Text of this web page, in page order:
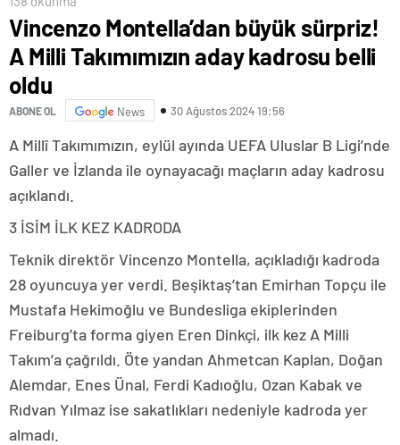
Vincenzo Montella’dan büyük sürpriz!
A Milli Takımımızın aday kadrosu belli
oldu
ABONE OL News 30 Ağustos 2024 19:56
A Millî Takımımızın, eylül ayında UEFA Uluslar B Ligi’nde
Galler ve İzlanda ile oynayacağı maçların aday kadrosu
açıklandı.
3 İSİM İLK KEZ KADRODA
Teknik direktör Vincenzo Montella, açıkladığı kadroda
28 oyuncuya yer verdi. Beşiktaş’tan Emirhan Topçu ile
Mustafa Hekimoğlu ve Bundesliga ekiplerinden
Freiburg’ta forma giyen Eren Dinkçi, ilk kez A Milli
Takım’a çağrıldı. Öte yandan Ahmetcan Kaplan, Doğan
Alemdar, Enes Ünal, Ferdi Kadıoğlu, Ozan Kabak ve
Rıdvan Yılmaz ise sakatlıkları nedeniyle kadroda yer
almadı.